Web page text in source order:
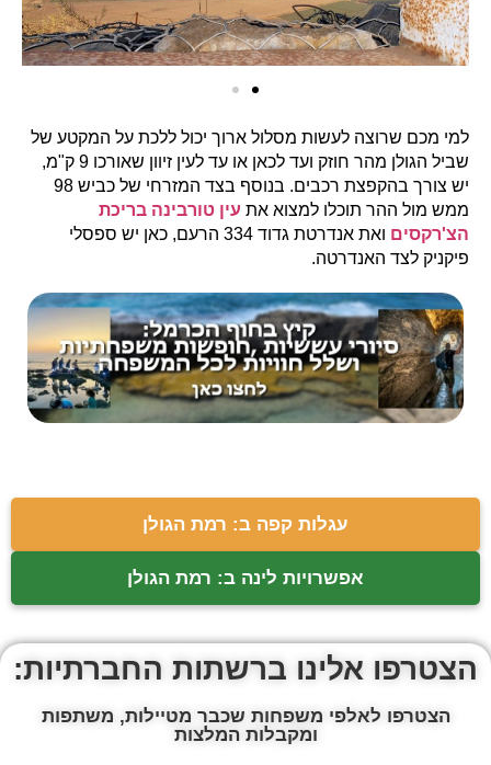
למי מכם שרוצה לעשות מסלול ארוך יכול ללכת על המקטע של
שביל הגולן מהר חוזק ועד לכאן או עד לעין זיוון שאורכו 9 ק"מ,
יש צורך בהקפצת רכבים. בנוסף בצד המזרחי של כביש 98
ממש מול ההר תוכלו למצוא את עין טורבינה בריכת
הצ'רקסים
ואת אנדרטת גדוד 334 הרעם, כאן יש ספסלי
פיקניק לצד האנדרטה.
עגלות קפה ב: רמת הגולן
אפשרויות לינה ב: רמת הגולן
הצטרפו אלינו ברשתות החברתיות:
הצטרפו לאלפי משפחות שכבר מטיילות, משתפות
ומקבלות המלצות